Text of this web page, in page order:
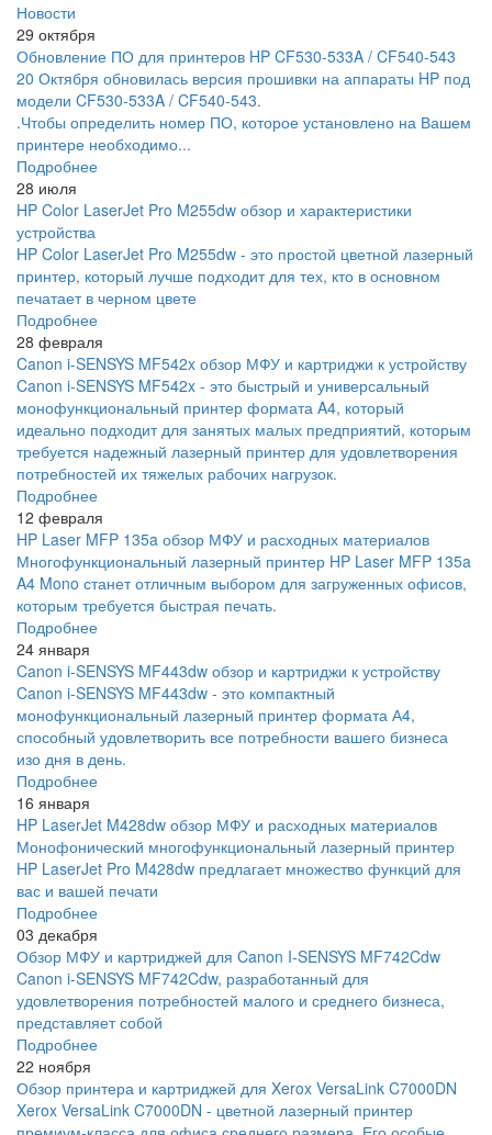
Новости
29 октября
Обновление ПО для принтеров HP CF530-533A / CF540-543
20 Октября обновилась версия прошивки на аппараты HP под
модели CF530-533A / CF540-543.
.Чтобы определить номер ПО, которое установлено на Вашем
принтере необходимо...
Подробнее
28 июля
HP Color LaserJet Pro M255dw обзор и характеристики
устройства
HP Color LaserJet Pro M255dw - это простой цветной лазерный
принтер, который лучше подходит для тех, кто в основном
печатает в черном цвете
Подробнее
28 февраля
Canon i-SENSYS MF542x обзор МФУ и картриджи к устройству
Canon i-SENSYS MF542x - это быстрый и универсальный
монофункциональный принтер формата A4, который
идеально подходит для занятых малых предприятий, которым
требуется надежный лазерный принтер для удовлетворения
потребностей их тяжелых рабочих нагрузок.
Подробнее
12 февраля
HP Laser MFP 135a обзор МФУ и расходных материалов
Многофункциональный лазерный принтер HP Laser MFP 135a
A4 Mono станет отличным выбором для загруженных офисов,
которым требуется быстрая печать.
Подробнее
24 января
Canon i-SENSYS MF443dw обзор и картриджи к устройству
Canon i-SENSYS MF443dw - это компактный
монофункциональный лазерный принтер формата А4,
способный удовлетворить все потребности вашего бизнеса
изо дня в день.
Подробнее
16 января
HP LaserJet M428dw обзор МФУ и расходных материалов
Монофонический многофункциональный лазерный принтер
HP LaserJet Pro M428dw предлагает множество функций для
вас и вашей печати
Подробнее
03 декабря
Обзор МФУ и картриджей для Canon I-SENSYS MF742Cdw
Canon i-SENSYS MF742Cdw, разработанный для
удовлетворения потребностей малого и среднего бизнеса,
представляет собой
Подробнее
22 ноября
Обзор принтера и картриджей для Xerox VersaLink C7000DN
Xerox VersaLink C7000DN - цветной лазерный принтер